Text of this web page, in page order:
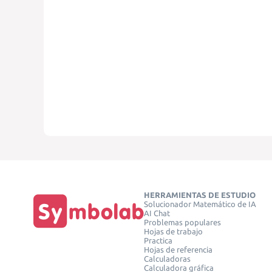
HERRAMIENTAS DE ESTUDIO
Solucionador Matemático de IA
AI Chat
Problemas populares
Hojas de trabajo
Practica
Hojas de referencia
Calculadoras
Calculadora gráfica